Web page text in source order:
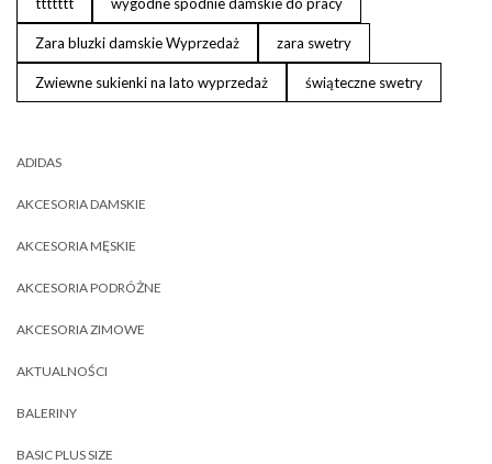
Zara bluzki damskie Wyprzedaż zara swetry
Zwiewne sukienki na lato wyprzedaż świąteczne swetry
ADIDAS
AKCESORIA DAMSKIE
AKCESORIA MĘSKIE
AKCESORIA PODRÓŻNE
AKCESORIA ZIMOWE
AKTUALNOŚCI
BALERINY
BASIC PLUS SIZE